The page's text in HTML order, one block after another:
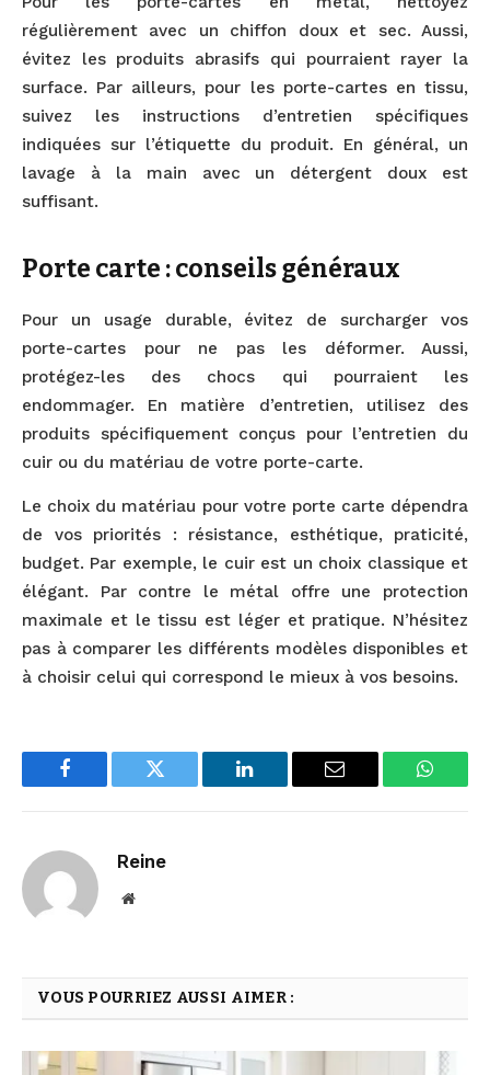
régulièrement avec un chiffon doux et sec. Aussi,
évitez les produits abrasifs qui pourraient rayer la
surface. Par ailleurs, pour les porte-cartes en tissu,
suivez les instructions d’entretien spécifiques
indiquées sur l’étiquette du produit. En général, un
lavage à la main avec un détergent doux est
suffisant.
Porte carte : conseils généraux
Pour un usage durable, évitez de surcharger vos
porte-cartes pour ne pas les déformer. Aussi,
protégez-les des chocs qui pourraient les
endommager. En matière d’entretien, utilisez des
produits spécifiquement conçus pour l’entretien du
cuir ou du matériau de votre porte-carte.
Le choix du matériau pour votre porte carte dépendra
de vos priorités : résistance, esthétique, praticité,
budget. Par exemple, le cuir est un choix classique et
élégant. Par contre le métal offre une protection
maximale et le tissu est léger et pratique. N’hésitez
pas à comparer les différents modèles disponibles et
à choisir celui qui correspond le mieux à vos besoins.
Facebook Twitter LinkedIn Email
Reine
Website
VOUS POURRIEZ AUSSI AIMER :